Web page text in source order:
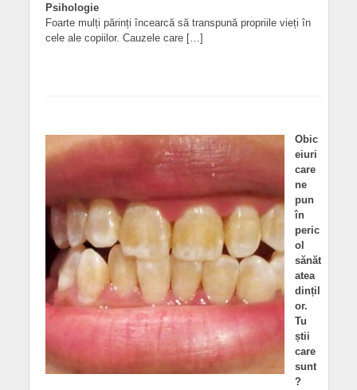
Psihologie
Foarte mulți părinți încearcă să transpună propriile vieți în
cele ale copiilor. Cauzele care […]
Obic
eiuri
care
ne
pun
în
peric
ol
sănăt
atea
dințil
or.
Tu
știi
care
sunt
?